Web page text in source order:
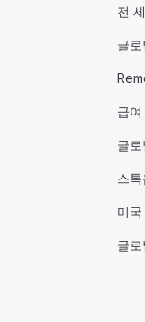
전
글
급
글
스
미
글로